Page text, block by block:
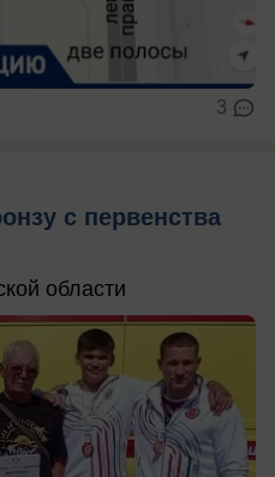
3
с первенства
области